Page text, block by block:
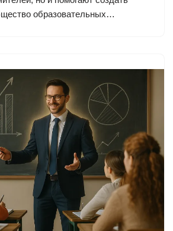
образовательных…